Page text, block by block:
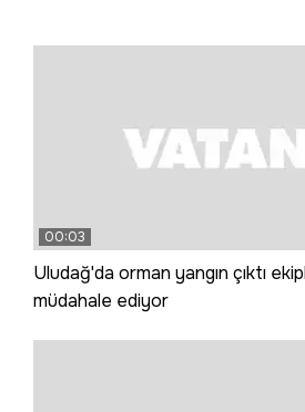
00:03
Uludağ'da orman yangın çıktı
müdahale ediyor